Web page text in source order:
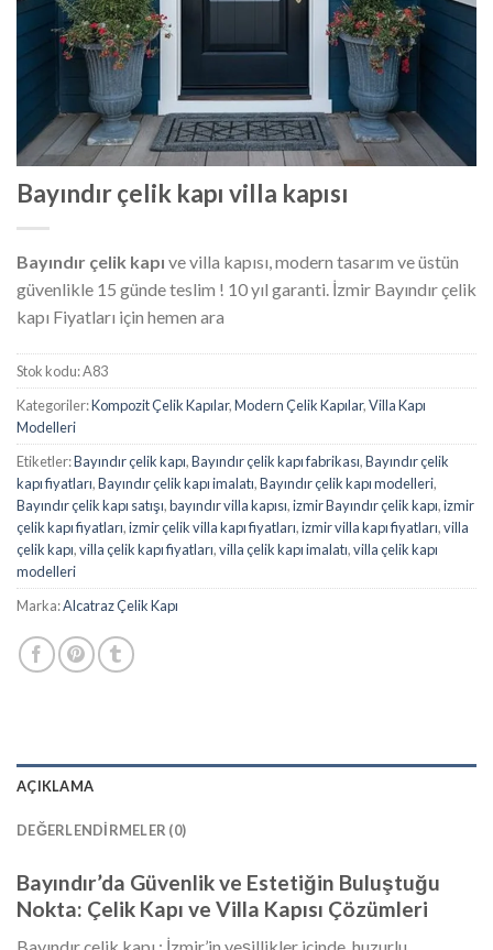
Bayındır çelik kapı villa kapısı
Bayındır çelik kapı ve villa kapısı, modern tasarım ve üstün
güvenlikle 15 günde teslim ! 10 yıl garanti. İzmir Bayındır çelik
kapı Fiyatları için hemen ara
Stok kodu:A83
Kategoriler:Kompozit Çelik Kapılar,Modern Çelik Kapılar,Villa Kapı
Modelleri
Etiketler:Bayındır çelik kapı,Bayındır çelik kapı fabrikası,Bayındır çelik
kapı fiyatları,Bayındır çelik kapı imalatı,Bayındır çelik kapı modelleri,
Bayındır çelik kapı satışı,bayındır villa kapısı,izmir Bayındır çelik kapı,izmir
çelik kapı fiyatları,izmir çelik villa kapı fiyatları,izmir villa kapı fiyatları,villa
çelik kapı,villa çelik kapı fiyatları,villa çelik kapı imalatı,villa çelik kapı
modelleri
Marka:Alcatraz Çelik Kapı
AÇIKLAMA
DEĞERLENDIRMELER (0)
Bayındır’da Güvenlik ve Estetiğin Buluştuğu
Nokta: Çelik Kapı ve Villa Kapısı Çözümleri